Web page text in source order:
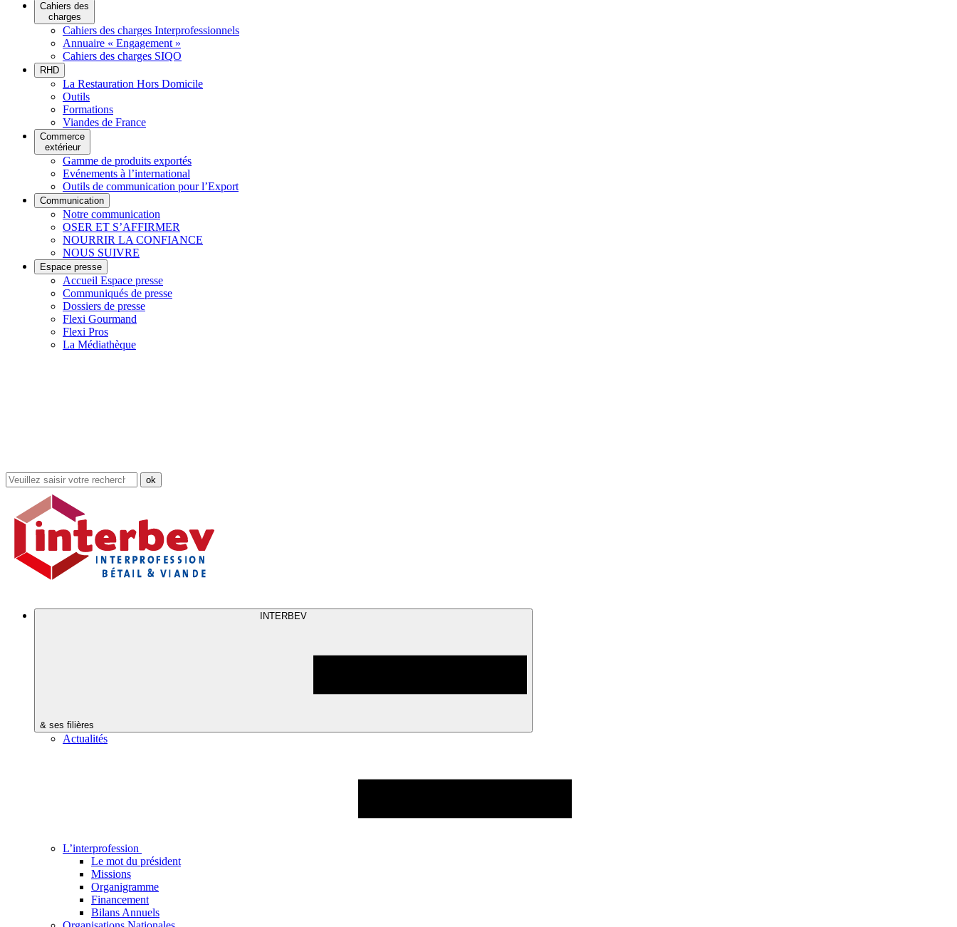
Cahiers des
charges
Cahiers des charges Interprofessionnels
Annuaire « Engagement »
Cahiers des charges SIQO
RHD
La Restauration Hors Domicile
Outils
Formations
Viandes de France
Commerce
extérieur
Gamme de produits exportés
Evénements à l’international
Outils de communication pour l’Export
Communication
Notre communication
OSER ET S’AFFIRMER
NOURRIR LA CONFIANCE
NOUS SUIVRE
Espace presse
Accueil Espace presse
Communiqués de presse
Dossiers de presse
Flexi Gourmand
Flexi Pros
La Médiathèque
Rechercher
dans
site
INTERBEV
& ses filières
Actualités
L’interprofession
Le mot du président
Missions
Organigramme
Financement
Bilans Annuels